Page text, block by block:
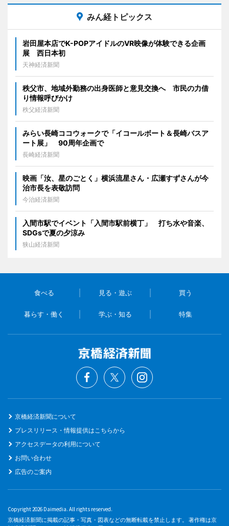
みん経トピックス
岩田屋本店でK-POPアイドルのVR映像が体験できる企画
展 西日本初
天神経済新聞
秩父市、地域外勤務の出身医師と意見交換へ 市民の力借
り情報呼びかけ
秩父経済新聞
みらい長崎ココウォークで「イコールボート＆長崎バスア
ート展」 90周年企画で
長崎経済新聞
映画「汝、星のごとく」横浜流星さん・広瀬すずさんが今
治市長を表敬訪問
今治経済新聞
入間市駅でイベント「入間市駅前横丁」 打ち水や音楽、
SDGsで夏の夕涼み
狭山経済新聞
食べる 見る・遊ぶ 買う
暮らす・働く 学ぶ・知る 特集
京橋経済新聞について
プレスリリース・情報提供はこちらから
アクセスデータの利用について
お問い合わせ
広告のご案内
Copyright 2026 Daimedia. All rights reserved.
京橋経済新聞に掲載の記事・写真・図表などの無断転載を禁止します。 著作権は京